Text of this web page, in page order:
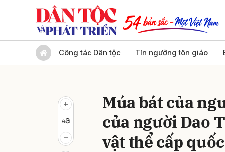
Công tác Dân tộc Tín ngưỡng tôn giáo
Múa bát của
của người Dao
vật thể cấp
Gửi